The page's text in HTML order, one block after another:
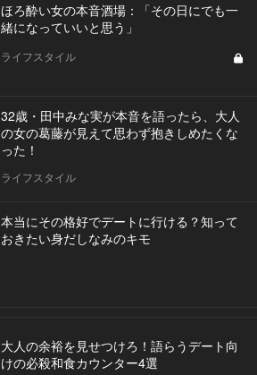
ほろ酔い女の本音酒場：「その日にでも一
緒になっていいと思う」
ライフスタイル
32歳・田中みな実が本音を語ったら、大人
の女の葛藤が見えて思わず抱きしめたくな
った！
ライフスタイル
本当にその格好でデートに行ける？知って
おきたい身だしなみのキモ
大人の余裕を見せつけろ！語らうデート向
けの必殺和食カウンター4選